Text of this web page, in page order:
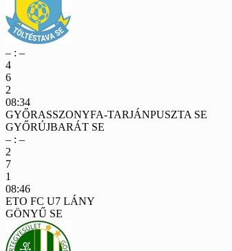
– : –
4
6
2
08:34
GYŐRASSZONYFA-TARJÁNPUSZTA SE
GYŐRÚJBARÁT SE
– : –
2
7
1
08:46
ETO FC U7 LÁNY
GÖNYŰ SE